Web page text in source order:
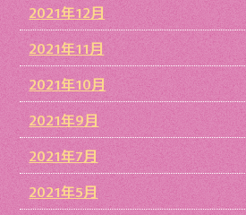
2021年12月
2021年11月
2021年10月
2021年9月
2021年7月
2021年5月